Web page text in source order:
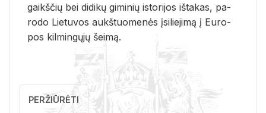
gaikš­čių bei di­di­kų gi­mi­nių is­to­ri­jos iš­ta­kas, pa­
ro­do Lie­tu­vos aukš­tuo­me­nės įsi­lie­ji­mą į Eu­ro­
pos kil­min­gų­jų šei­mą.
PERŽIŪRĖTI